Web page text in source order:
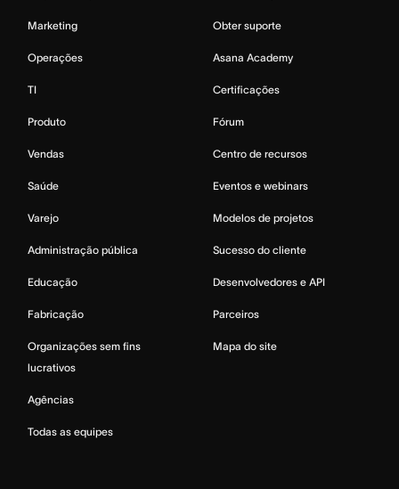
Marketing
Operações
TI
Produto
Vendas
Saúde
Varejo
Administração pública
Educação
Fabricação
Organizações sem fins
lucrativos
Agências
Todas as equipes
Obter suporte
Asana Academy
Certificações
Fórum
Centro de recursos
Eventos e webinars
Modelos de projetos
Sucesso do cliente
Desenvolvedores e API
Parceiros
Mapa do site